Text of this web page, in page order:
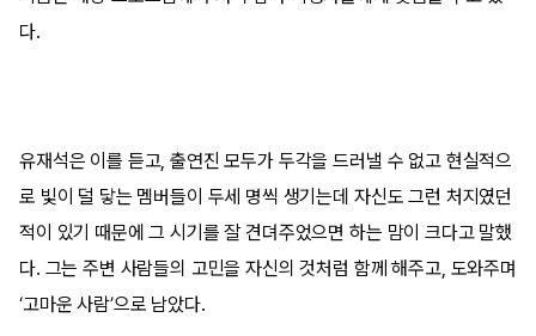
다.
유재석은 이를 듣고, 출연진 모두가 두각을 드러낼 수 없고 현실적으
로 빛이 덜 닿는 멤버들이 두세 명씩 생기는데 자신도 그런 처지였던
적이 있기 때문에 그 시기를 잘 견뎌주었으면 하는 맘이 크다고 말했
다. 그는 주변 사람들의 고민을 자신의 것처럼 함께 해주고, 도와주며
‘고마운 사람’으로 남았다.